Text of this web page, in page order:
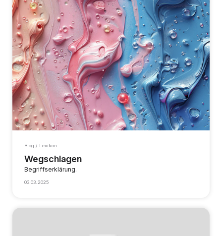
Blog / Lexikon
Wegschlagen
Begriffserklärung.
03.03.2025